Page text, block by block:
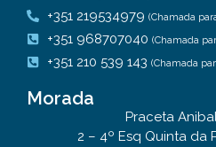
+351 219534979 (Chamada
+351 968707040 (Chamada
+351 210 539 143 (Chamada
Morada
Praceta
2 – 4º Esq Quinta da